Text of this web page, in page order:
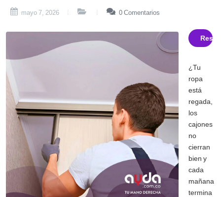
mayo 7, 2026 0 Comentarios
¿Tu
ropa
está
regada,
los
cajones
no
cierran
bien y
cada
mañana
termina